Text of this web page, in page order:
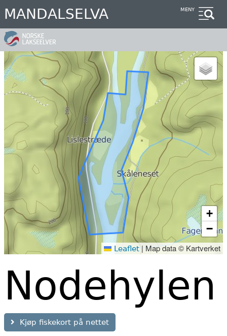
Hopp
til
hovedinnhold
MANDALSELVA MENY
+
−
Leaflet | Map data © Kartverket
Nodehylen
Kjøp fiskekort på nettet